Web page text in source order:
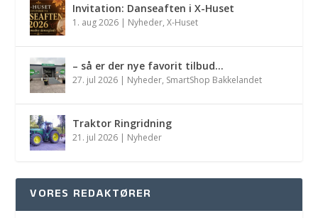
Invitation: Danseaften i X-Huset
1. aug 2026 | Nyheder,X-Huset
– så er der nye favorit tilbud…
27. jul 2026 | Nyheder, SmartShop Bakkelandet
Traktor Ringridning
21. jul 2026 | Nyheder
VORES REDAKTØRER